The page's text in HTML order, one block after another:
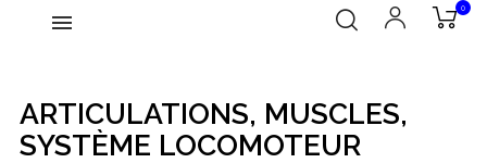
0
ARTICULATIONS, MUSCLES,
SYSTÈME LOCOMOTEUR